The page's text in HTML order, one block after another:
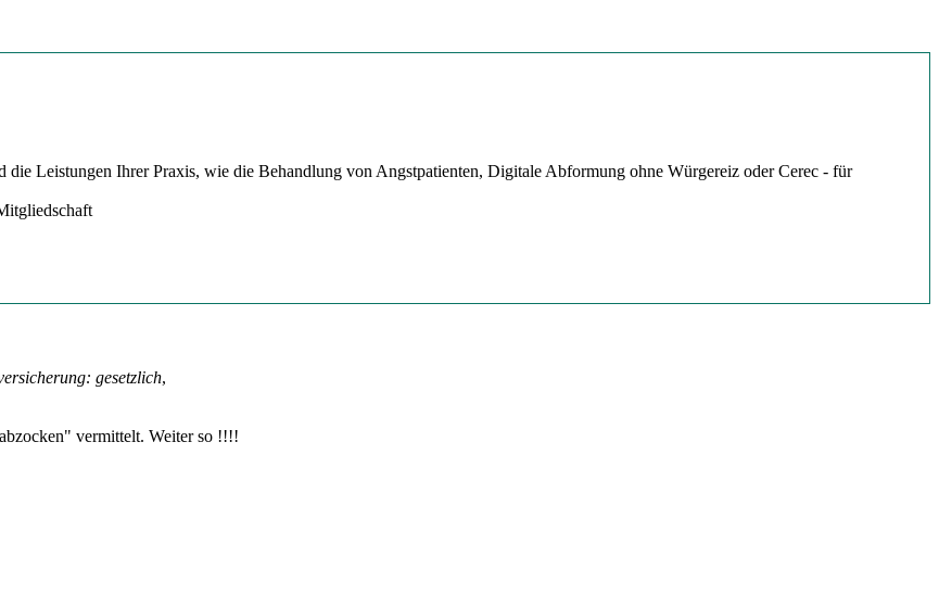
die Leistungen Ihrer Praxis, wie die Behandlung von Angstpatienten, Digitale Abformung ohne Würgereiz oder Cerec - für
gesetzlich,
vermittelt. Weiter so !!!!